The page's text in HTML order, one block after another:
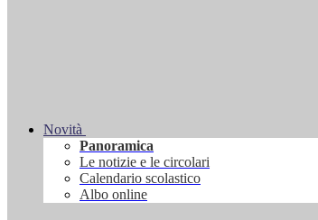
Novità
Panoramica
Le notizie e le circolari
Calendario scolastico
Albo online